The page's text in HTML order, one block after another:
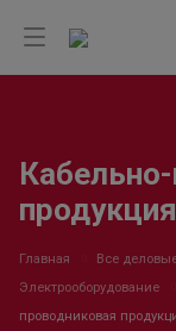
продукция
Главная Все
Электрооборудование
проводниковая